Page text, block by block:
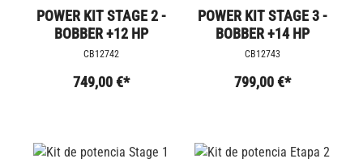
POWER KIT STAGE 2 -
BOBBER +12 HP
CB12742
749,00 €*
POWER KIT STAGE 3 -
BOBBER +14 HP
CB12743
799,00 €*